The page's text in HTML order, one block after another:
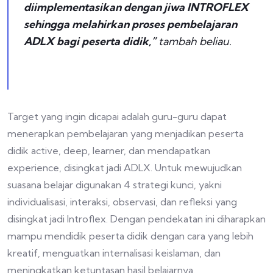
diimplementasikan dengan jiwa INTROFLEX
sehingga melahirkan proses pembelajaran
ADLX bagi peserta didik,” tambah beliau.
Target yang ingin dicapai adalah guru-guru dapat
menerapkan pembelajaran yang menjadikan peserta
didik active, deep, learner, dan mendapatkan
experience, disingkat jadi ADLX. Untuk mewujudkan
suasana belajar digunakan 4 strategi kunci, yakni
individualisasi, interaksi, observasi, dan refleksi yang
disingkat jadi Introflex. Dengan pendekatan ini diharapkan
mampu mendidik peserta didik dengan cara yang lebih
kreatif, menguatkan internalisasi keislaman, dan
meningkatkan ketuntasan hasil belajarnya.